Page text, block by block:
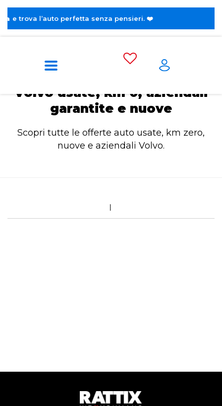
l’auto perfetta senza pensieri. ❤️
Volvo usate, km 0, aziendali
garantite e nuove
Scopri tutte le offerte auto usate, km zero,
nuove e aziendali Volvo.